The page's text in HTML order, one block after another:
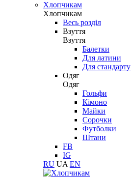
Хлопчикам
Хлопчикам
Весь розділ
Взуття
Взуття
Балетки
Для латини
Для стандарту
Одяг
Одяг
Гольфи
Кімоно
Майки
Сорочки
Футболки
Штани
FB
IG
RU UA EN